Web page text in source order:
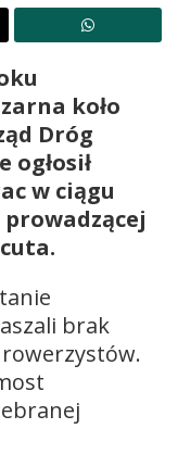
koło
Dróg
ogłosił
w ciągu
brak